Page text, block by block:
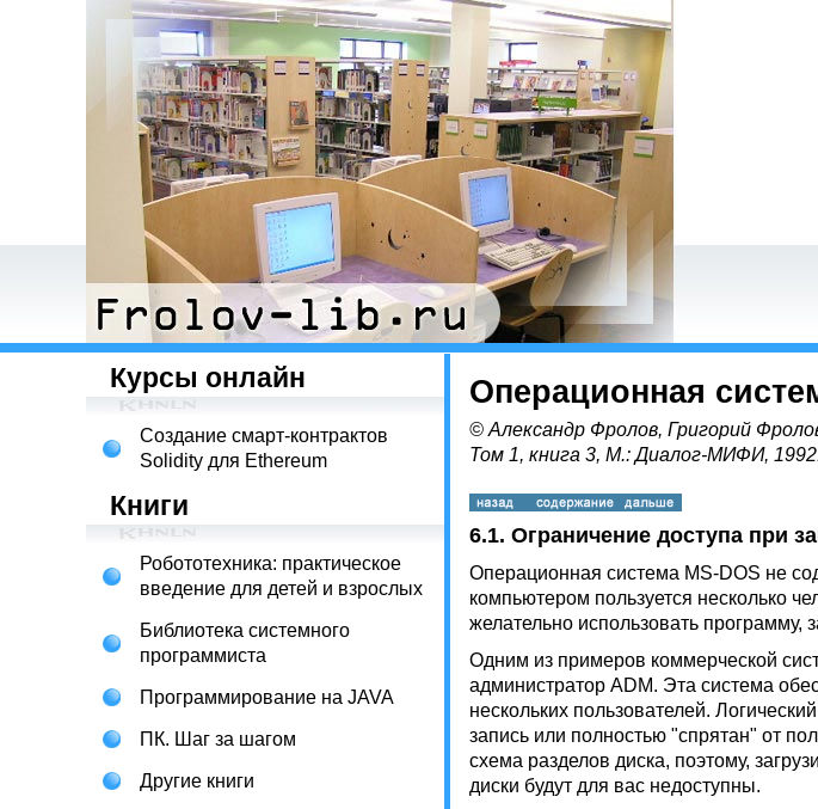
Курсы онлайн
Создание смарт-контрактов
Solidity для Ethereum
Книги
Робототехника: практическое
введение для детей и взрослых
Библиотека системного
программиста
Программирование на JAVA
ПК. Шаг за шагом
Другие книги
Операционная
© Александр Фролов, Григорий
Том 1, книга 3, М.: Диалог-МИФИ,
6.1. Ограничение доступа при
Операционная система MS-DOS не
компьютером пользуется несколько
желательно использовать
Одним из примеров коммерческой
администратор ADM. Эта система
нескольких пользователей.
запись или полностью "спрятан" от
схема разделов диска, поэтому,
диски будут для вас недоступны.